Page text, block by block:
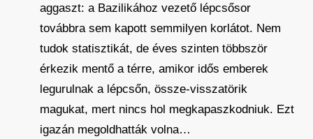
aggaszt: a Bazilikához vezető lépcsősor
továbbra sem kapott semmilyen korlátot. Nem
tudok statisztikát, de éves szinten többször
érkezik mentő a térre, amikor idős emberek
legurulnak a lépcsőn, össze-visszatörik
magukat, mert nincs hol megkapaszkodniuk. Ezt
igazán megoldhatták volna…